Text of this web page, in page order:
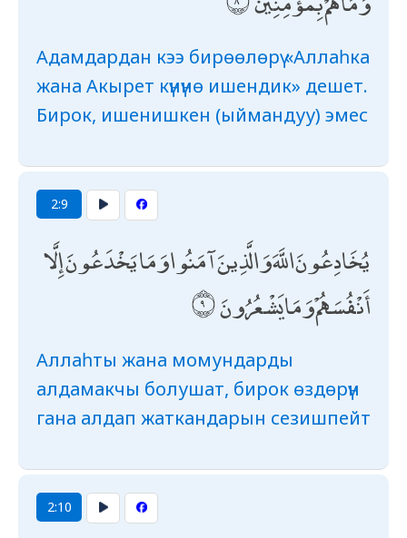
Адамдардан кээ бирөөлөрү «Аллаһка
жана Акырет күнүнө ишендик» дешет.
Бирок, ишенишкен (ыймандуу) эмес
2:9
يُخَادِعُونَ اللَّهَ وَالَّذِينَ آمَنُوا وَمَا يَخْدَعُونَ إِلَّا
أَنْفُسَهُمْ وَمَا يَشْعُرُونَ
Аллаһты жана момундарды
алдамакчы болушат, бирок өздөрүн
гана алдап жаткандарын сезишпейт
2:10